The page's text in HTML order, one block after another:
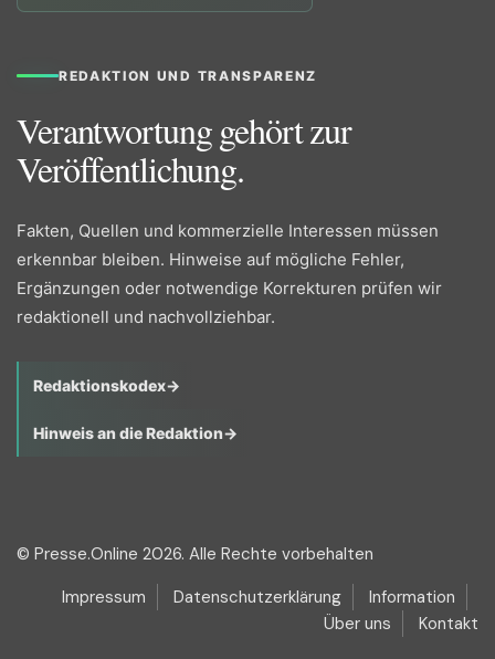
REDAKTION UND TRANSPARENZ
Verantwortung gehört zur
Veröffentlichung.
Fakten, Quellen und kommerzielle Interessen müssen
erkennbar bleiben. Hinweise auf mögliche Fehler,
Ergänzungen oder notwendige Korrekturen prüfen wir
redaktionell und nachvollziehbar.
Redaktionskodex→
Hinweis an die Redaktion→
© Presse.Online 2026. Alle Rechte vorbehalten
Impressum
Datenschutzerklärung
Information
Über uns
Kontakt